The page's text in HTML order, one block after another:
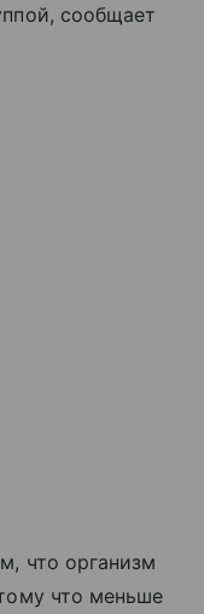
сообщает
что организм
что меньше